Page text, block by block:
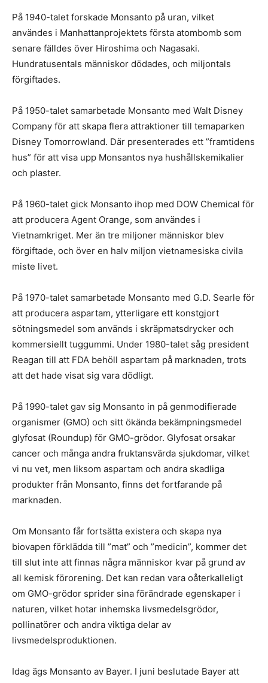
På 1940-talet forskade Monsanto på uran, vilket
användes i Manhattanprojektets första atombomb som
senare fälldes över Hiroshima och Nagasaki.
Hundratusentals människor dödades, och miljontals
förgiftades.
På 1950-talet samarbetade Monsanto med Walt Disney
Company för att skapa flera attraktioner till temaparken
Disney Tomorrowland. Där presenterades ett ”framtidens
hus” för att visa upp Monsantos nya hushållskemikalier
och plaster.
På 1960-talet gick Monsanto ihop med DOW Chemical för
att producera Agent Orange, som användes i
Vietnamkriget. Mer än tre miljoner människor blev
förgiftade, och över en halv miljon vietnamesiska civila
miste livet.
På 1970-talet samarbetade Monsanto med G.D. Searle för
att producera aspartam, ytterligare ett konstgjort
sötningsmedel som används i skräpmatsdrycker och
kommersiellt tuggummi. Under 1980-talet såg president
Reagan till att FDA behöll aspartam på marknaden, trots
att det hade visat sig vara dödligt.
På 1990-talet gav sig Monsanto in på genmodifierade
organismer (GMO) och sitt ökända bekämpningsmedel
glyfosat (Roundup) för GMO-grödor. Glyfosat orsakar
cancer och många andra fruktansvärda sjukdomar, vilket
vi nu vet, men liksom aspartam och andra skadliga
produkter från Monsanto, finns det fortfarande på
marknaden.
Om Monsanto får fortsätta existera och skapa nya
biovapen förklädda till ”mat” och ”medicin”, kommer det
till slut inte att finnas några människor kvar på grund av
all kemisk förorening. Det kan redan vara oåterkalleligt
om GMO-grödor sprider sina förändrade egenskaper i
naturen, vilket hotar inhemska livsmedelsgrödor,
pollinatörer och andra viktiga delar av
livsmedelsproduktionen.
Idag ägs Monsanto av Bayer. I juni beslutade Bayer att